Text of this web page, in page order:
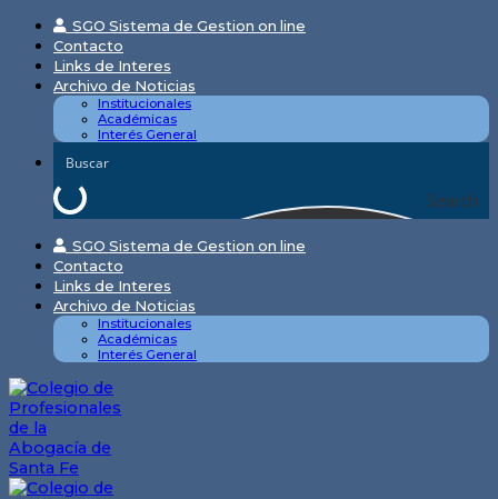
Skip
content
SGO Sistema de Gestion on line
Contacto
Links de Interes
Archivo de Noticias
Institucionales
Académicas
Interés General
Search
SGO Sistema de Gestion on line
Contacto
Links de Interes
Archivo de Noticias
Institucionales
Académicas
Interés General